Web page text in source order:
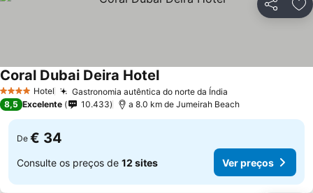
Partilhar
4 EstrelasHotel Gastronomia autêntica do norte da Índia
Coral Dubai Deira Hotel
8,5 Excelente 10.433 a 8.0 km de Jumeirah Beach
De € 34
Consulte os preços de 12 sites Ver preços